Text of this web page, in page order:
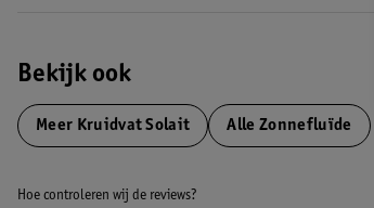
Bekijk ook
Meer Kruidvat Solait Alle Zonnefluïde
Hoe controleren wij de reviews?